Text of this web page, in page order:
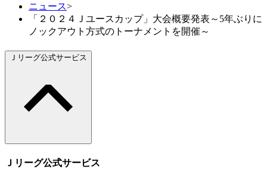
ニュース>
「２０２４Ｊユースカップ」大会概要発表～5年ぶりに
ノックアウト方式のトーナメントを開催～
Ｊリーグ公式サービス
Ｊリーグ公式サービス